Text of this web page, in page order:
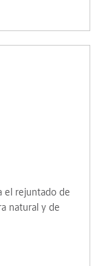
el rejuntado de
natural y de